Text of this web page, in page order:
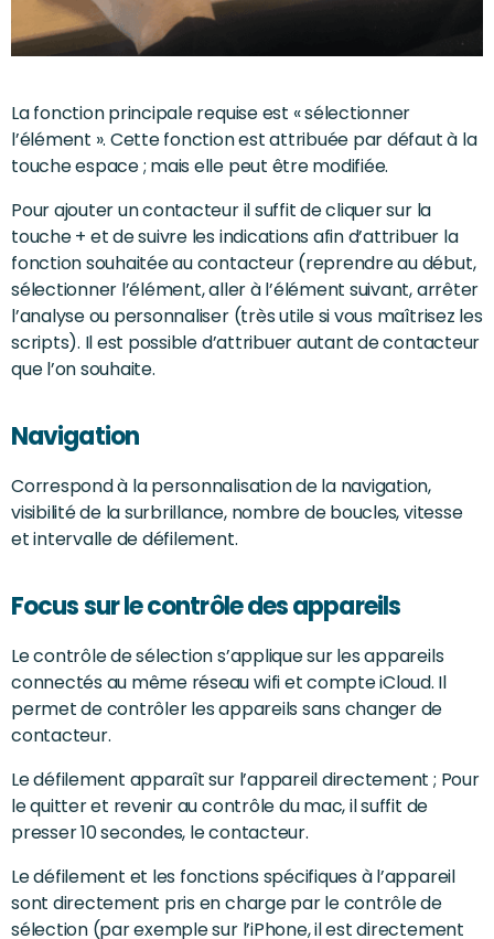
La fonction principale requise est « sélectionner
l’élément ». Cette fonction est attribuée par défaut à la
touche espace ; mais elle peut être modifiée.
Pour ajouter un contacteur il suffit de cliquer sur la
touche + et de suivre les indications afin d’attribuer la
fonction souhaitée au contacteur (reprendre au début,
sélectionner l’élément, aller à l’élément suivant, arrêter
l’analyse ou personnaliser (très utile si vous maîtrisez les
scripts). Il est possible d’attribuer autant de contacteur
que l’on souhaite.
Navigation
Correspond à la personnalisation de la navigation,
visibilité de la surbrillance, nombre de boucles, vitesse
et intervalle de défilement.
Focus sur le contrôle des appareils
Le contrôle de sélection s’applique sur les appareils
connectés au même réseau wifi et compte iCloud. Il
permet de contrôler les appareils sans changer de
contacteur.
Le défilement apparaît sur l’appareil directement ; Pour
le quitter et revenir au contrôle du mac, il suffit de
presser 10 secondes, le contacteur.
Le défilement et les fonctions spécifiques à l’appareil
sont directement pris en charge par le contrôle de
sélection (par exemple sur l’iPhone, il est directement